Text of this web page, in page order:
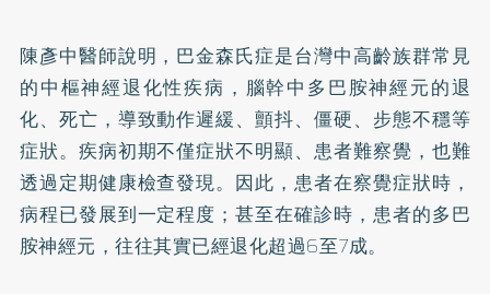
陳彥中醫師說明，巴金森氏症是台灣中高齡族群常見
的中樞神經退化性疾病，腦幹中多巴胺神經元的退
化、死亡，導致動作遲緩、顫抖、僵硬、步態不穩等
症狀。疾病初期不僅症狀不明顯、患者難察覺，也難
透過定期健康檢查發現。因此，患者在察覺症狀時，
病程已發展到一定程度；甚至在確診時，患者的多巴
胺神經元，往往其實已經退化超過6至7成。